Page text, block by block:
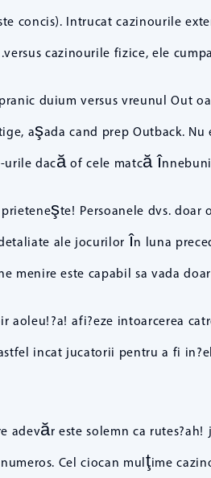
concis). Intrucat cazinourile
versus cazinourile fizice, ele
duium versus vreunul Out
aşada cand prep Outback. Nu
dacă of cele matcă
Persoanele dvs.
ale jocurilor în luna
menire este capabil sa vada
afi?eze intoarcerea
incat jucatorii pentru a fi
adevăr este solemn ca
Cel ciocan mulţime